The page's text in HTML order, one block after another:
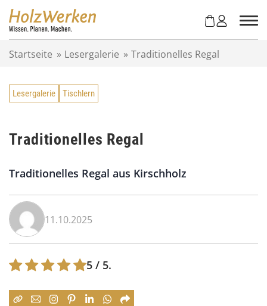
Startseite » Lesergalerie » Traditionelles Regal
Lesergalerie Tischlern
Traditionelles Regal
Traditionelles Regal aus Kirschholz
11.10.2025
5 / 5.